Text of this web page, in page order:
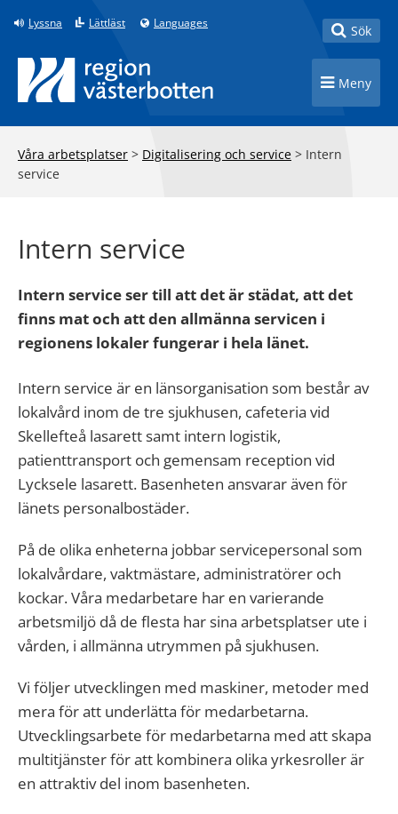
Till innehåll på sidan
Lyssna Lättläst Languages Toggle
Sök
Toggle
Meny
Våra arbetsplatser > Digitalisering och service > Intern
service
Intern service
Intern service ser till att det är städat, att det
finns mat och att den allmänna servicen i
regionens lokaler fungerar i hela länet.
Intern service är en länsorganisation som består av
lokalvård inom de tre sjukhusen, cafeteria vid
Skellefteå lasarett samt intern logistik,
patienttransport och gemensam reception vid
Lycksele lasarett. Basenheten ansvarar även för
länets personalbostäder.
På de olika enheterna jobbar servicepersonal som
lokalvårdare, vaktmästare, administratörer och
kockar. Våra medarbetare har en varierande
arbetsmiljö då de flesta har sina arbetsplatser ute i
vården, i allmänna utrymmen på sjukhusen.
Vi följer utvecklingen med maskiner, metoder med
mera för att underlätta för medarbetarna.
Utvecklingsarbete för medarbetarna med att skapa
multitjänster för att kombinera olika yrkesroller är
en attraktiv del inom basenheten.